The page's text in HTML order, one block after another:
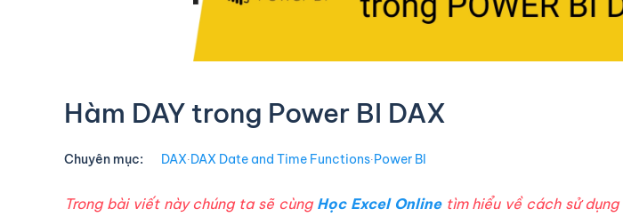
Hàm DAY trong Power BI DAX
Chuyên mục: DAX∙DAX Date and Time Functions∙Power BI
Trong bài viết này chúng ta sẽ cùng Học Excel Onlinetìm hiểu về cách sử dụng